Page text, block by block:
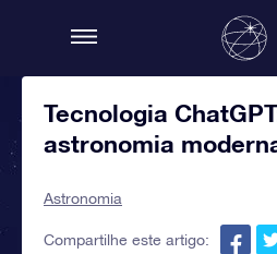
Tecnologia
astronomia
Astronomia
Compartilhe este artigo: